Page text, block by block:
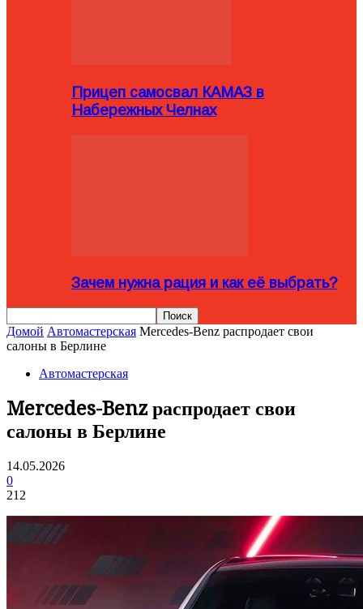
Прицеп самосвал КАМАЗ в
Набережных Челнах
Зачем нужна рация и как её выбрать?
Домой Автомастерская Mercedes-Benz распродает свои
салоны в Берлине
Автомастерская
Mercedes-Benz распродает свои
салоны в Берлине
14.05.2026
0
212